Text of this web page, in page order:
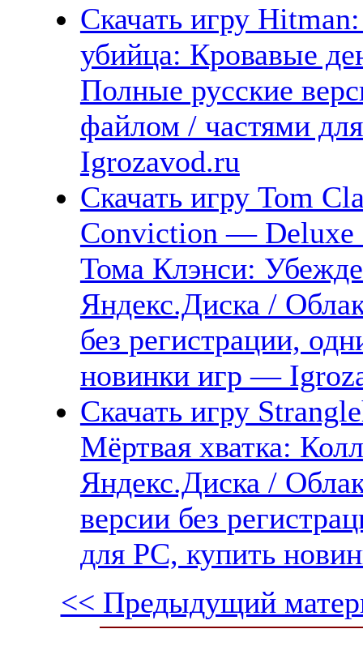
Скачать игру
убийца: Кровавые
Полные русские
файлом / частями
Igrozavod.ru
Скачать игру Tom
Conviction — Deluxe
Тома Клэнси:
Яндекс.Диска /
без регистрации,
новинки игр —
Скачать игру
Мёртвая хватка:
Яндекс.Диска /
версии без
для PC, купить
<< Предыдущий